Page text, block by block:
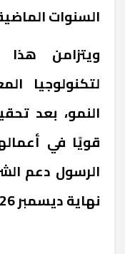
السنوات
ويتزامن
لتكنولوجيا
النمو، بعد
قويًا في
الرسول دعم
نهاية ديسمبر 2026.